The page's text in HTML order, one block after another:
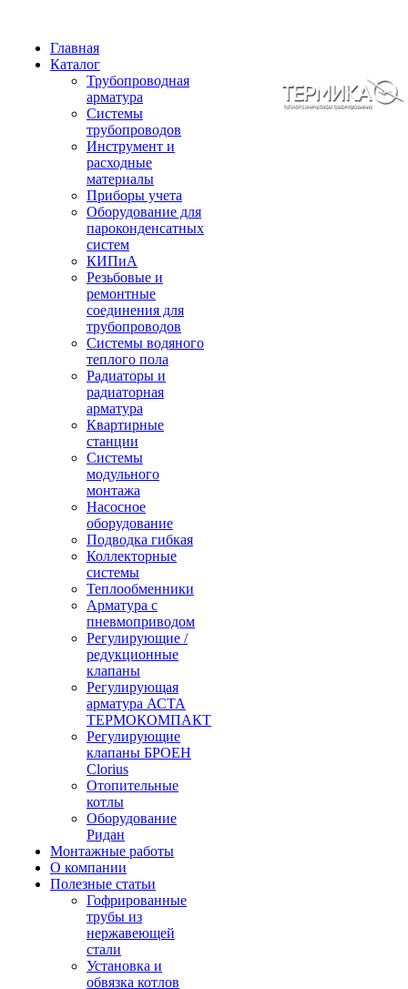
Главная
Каталог
Трубопроводная
арматура
Системы
трубопроводов
Инструмент и
расходные
материалы
Приборы учета
Оборудование для
пароконденсатных
систем
КИПиА
Резьбовые и
ремонтные
соединения для
трубопроводов
Системы водяного
теплого пола
Радиаторы и
радиаторная
арматура
Квартирные
станции
Системы
модульного
монтажа
Насосное
оборудование
Подводка гибкая
Коллекторные
системы
Теплообменники
Арматура с
пневмоприводом
Регулирующие /
редукционные
клапаны
Регулирующая
арматура АСТА
ТЕРМОКОМПАКТ
Регулирующие
клапаны БРОЕН
Clorius
Отопительные
котлы
Оборудование
Ридан
Монтажные работы
О компании
Полезные статьи
Гофрированные
трубы из
нержавеющей
стали
Установка и
обвязка котлов